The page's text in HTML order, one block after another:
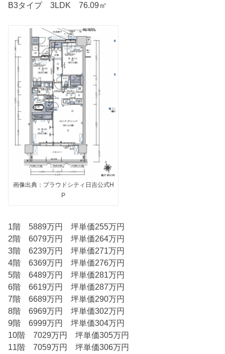
B3タイプ 3LDK 76.09㎡
画像出典：プラウドシティ日吉公式H
P
1階 5889万円 坪単価255万円
2階 6079万円 坪単価264万円
3階 6239万円 坪単価271万円
4階 6369万円 坪単価276万円
5階 6489万円 坪単価281万円
6階 6619万円 坪単価287万円
7階 6689万円 坪単価290万円
8階 6969万円 坪単価302万円
9階 6999万円 坪単価304万円
10階 7029万円 坪単価305万円
11階 7059万円 坪単価306万円